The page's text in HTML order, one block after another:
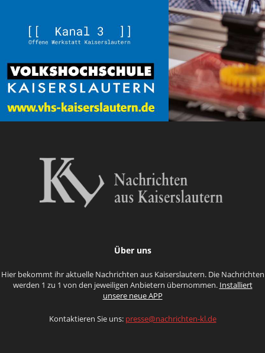
Über uns
Hier bekommt ihr aktuelle Nachrichten aus Kaiserslautern. Die Nachrichten
werden 1 zu 1 von den jeweiligen Anbietern übernommen. Installiert
unsere neue APP
Kontaktieren Sie uns: presse@nachrichten-kl.de